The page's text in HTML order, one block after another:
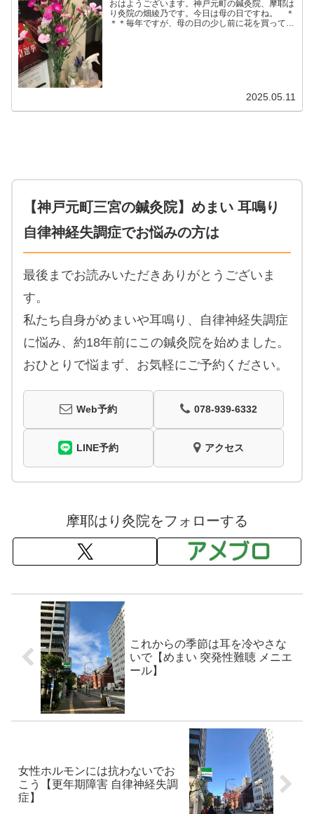
おはようございます。神戸元町の鍼灸院、摩耶は
り灸院の畑綾乃です。今日は母の日ですね。 ＊
＊＊毎年ですが、母の日の少し前に花を買ってお
2025.05.11
【神戸元町三宮の鍼灸院】めまい 耳鳴り
自律神経失調症でお悩みの方は
最後までお読みいただきありがとうございま
す。
私たち自身がめまいや耳鳴り、自律神経失調症
に悩み、約18年前にこの鍼灸院を始めました。
おひとりで悩まず、お気軽にご予約ください。
Web予約 078-939-6332
LINE予約 アクセス
摩耶はり灸院をフォローする
これからの季節は耳を冷やさな
いで【めまい 突発性難聴 メニエ
ール】
女性ホルモンには抗わないでお
こう【更年期障害 自律神経失調
症】